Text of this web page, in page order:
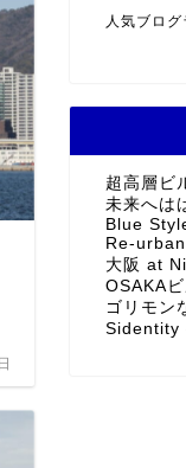
人気ブロ
超高層ビ
未来へは
Blue
Re-
大阪 at
OSAKA
ゴリモン
Sidentity